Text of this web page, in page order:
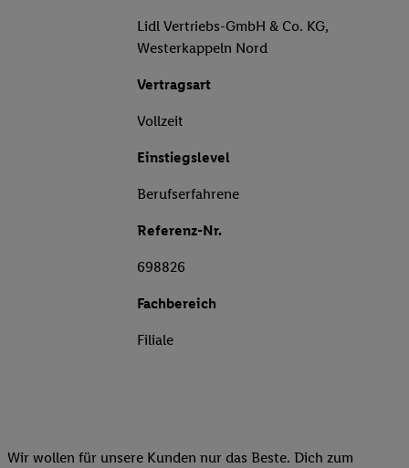
Lidl Vertriebs-GmbH & Co. KG,
Westerkappeln Nord
Vertragsart
Vollzeit
Einstiegslevel
Berufserfahrene
Referenz-Nr.
698826
Fachbereich
Filiale
Wir wollen für unsere Kunden nur das Beste. Dich zum